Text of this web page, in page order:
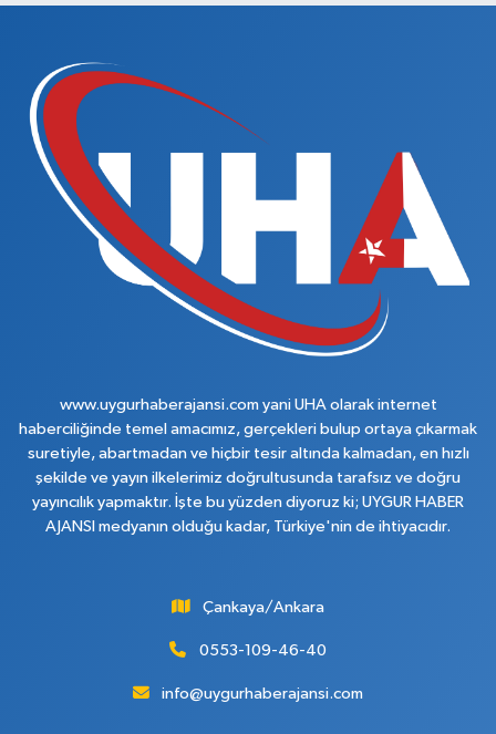
www.uygurhaberajansi.com yani UHA olarak internet
haberciliğinde temel amacımız, gerçekleri bulup ortaya çıkarmak
suretiyle, abartmadan ve hiçbir tesir altında kalmadan, en hızlı
şekilde ve yayın ilkelerimiz doğrultusunda tarafsız ve doğru
yayıncılık yapmaktır. İşte bu yüzden diyoruz ki; UYGUR HABER
AJANSI medyanın olduğu kadar, Türkiye'nin de ihtiyacıdır.
Çankaya/Ankara
0553-109-46-40
info@uygurhaberajansi.com